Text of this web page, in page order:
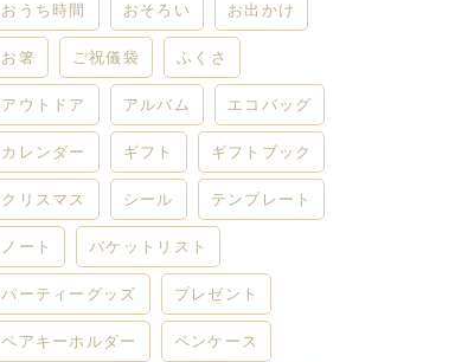
おうち時間 おそろい お出かけ
お箸 ご祝儀袋 ふくさ
アウトドア アルバム エコバッグ
カレンダー ギフト ギフトブック
クリスマス シール テンプレート
ノート バケットリスト
パーティーグッズ プレゼント
ペアキーホルダー ペンケース